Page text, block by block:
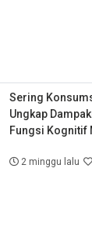
Sering
Ungkap
Fungsi Kognitif
2 minggu lalu